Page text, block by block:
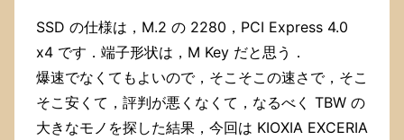
SSD の仕様は，M.2 の 2280，PCI Express 4.0
x4 です．端子形状は，M Key だと思う．
爆速でなくてもよいので，そこそこの速さで，そこ
そこ安くて，評判が悪くなくて，なるべく TBW の
大きなモノを探した結果，今回は KIOXIA EXCERIA